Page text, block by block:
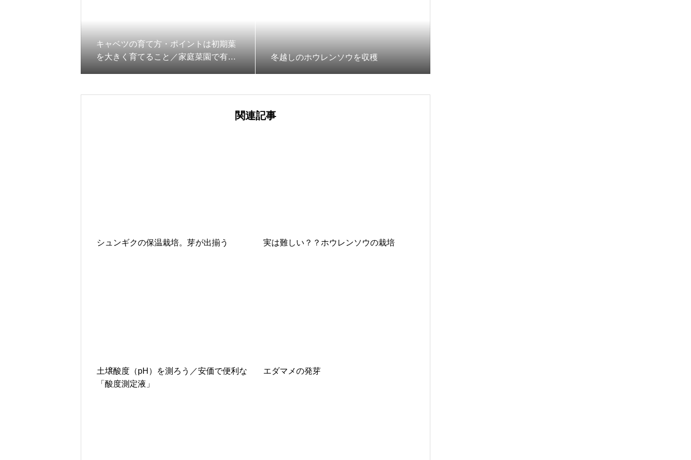
キャベツの育て方・ポイントは初期葉
を大きく育てること／家庭菜園で有機
冬越しのホウレンソウを収穫
関連記事
シュンギクの保温栽培。芽が出揃う 実は難しい？？ホウレンソウの栽培
土壌酸度（pH）を測ろう／安価で便利な
「酸度測定液」
エダマメの発芽